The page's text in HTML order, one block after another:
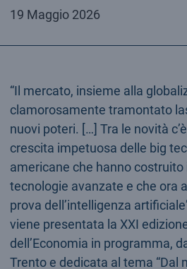
19 Maggio 2026
“Il mercato, insieme alla
clamorosamente tramontato
nuovi poteri. […] Tra le novità
crescita impetuosa delle big
americane che hanno costruito
tecnologie avanzate e che ora
prova dell’intelligenza
viene presentata la XXI
dell’Economia in programma,
Trento e dedicata al tema “Dal